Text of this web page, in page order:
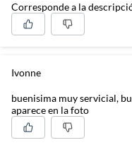
Corresponde a la
Ivonne
buenisima muy servicial,
aparece en la foto